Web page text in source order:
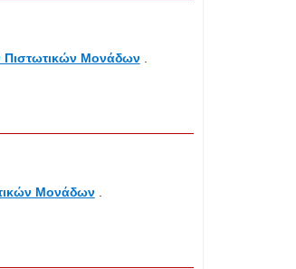
Πιστωτικών Μονάδων.
Μονάδων.